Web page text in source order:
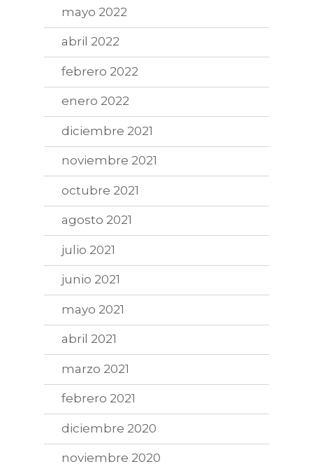
mayo 2022
abril 2022
febrero 2022
enero 2022
diciembre 2021
noviembre 2021
octubre 2021
agosto 2021
julio 2021
junio 2021
mayo 2021
abril 2021
marzo 2021
febrero 2021
diciembre 2020
noviembre 2020